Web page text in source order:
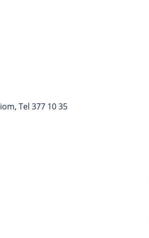
Tel 377 10 35